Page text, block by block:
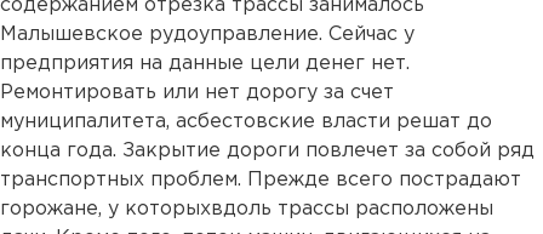
содержанием отрезка трассы занималось
Малышевское рудоуправление. Сейчас у
предприятия на данные цели денег нет.
Ремонтировать или нет дорогу за счет
муниципалитета, асбестовские власти решат до
конца года. Закрытие дороги повлечет за собой ряд
транспортных проблем. Прежде всего пострадают
горожане, у которыхвдоль трассы расположены